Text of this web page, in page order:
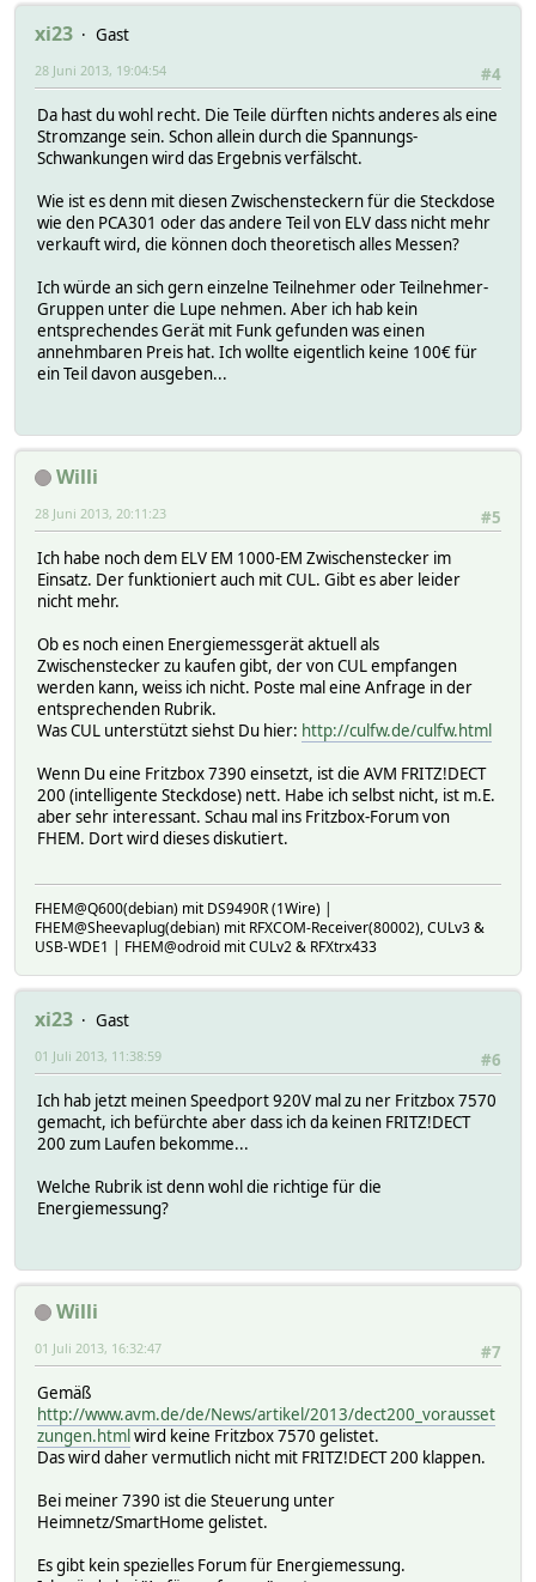
xi23
Gast
#4
28 Juni 2013, 19:04:54
Da hast du wohl recht. Die Teile dürften nichts anderes als eine
Stromzange sein. Schon allein durch die Spannungs-
Schwankungen wird das Ergebnis verfälscht.
Wie ist es denn mit diesen Zwischensteckern für die Steckdose
wie den PCA301 oder das andere Teil von ELV dass nicht mehr
verkauft wird, die können doch theoretisch alles Messen?
Ich würde an sich gern einzelne Teilnehmer oder Teilnehmer-
Gruppen unter die Lupe nehmen. Aber ich hab kein
entsprechendes Gerät mit Funk gefunden was einen
annehmbaren Preis hat. Ich wollte eigentlich keine 100€ für
ein Teil davon ausgeben...
Willi
#5
28 Juni 2013, 20:11:23
Ich habe noch dem ELV EM 1000-EM Zwischenstecker im
Einsatz. Der funktioniert auch mit CUL. Gibt es aber leider
nicht mehr.
Ob es noch einen Energiemessgerät aktuell als
Zwischenstecker zu kaufen gibt, der von CUL empfangen
werden kann, weiss ich nicht. Poste mal eine Anfrage in der
entsprechenden Rubrik.
Was CUL unterstützt siehst Du hier: http://culfw.de/culfw.html
Wenn Du eine Fritzbox 7390 einsetzt, ist die AVM FRITZ!DECT
200 (intelligente Steckdose) nett. Habe ich selbst nicht, ist m.E.
aber sehr interessant. Schau mal ins Fritzbox-Forum von
FHEM. Dort wird dieses diskutiert.
FHEM@Q600(debian) mit DS9490R (1Wire) |
FHEM@Sheevaplug(debian) mit RFXCOM-Receiver(80002), CULv3 &
USB-WDE1 | FHEM@odroid mit CULv2 & RFXtrx433
xi23
Gast
#6
01 Juli 2013, 11:38:59
Ich hab jetzt meinen Speedport 920V mal zu ner Fritzbox 7570
gemacht, ich befürchte aber dass ich da keinen FRITZ!DECT
200 zum Laufen bekomme...
Welche Rubrik ist denn wohl die richtige für die
Energiemessung?
Willi
#7
01 Juli 2013, 16:32:47
Gemäß
http://www.avm.de/de/News/artikel/2013/dect200_vorausset
zungen.htmlwird keine Fritzbox 7570 gelistet.
Das wird daher vermutlich nicht mit FRITZ!DECT 200 klappen.
Bei meiner 7390 ist die Steuerung unter
Heimnetz/SmartHome gelistet.
Es gibt kein spezielles Forum für Energiemessung.